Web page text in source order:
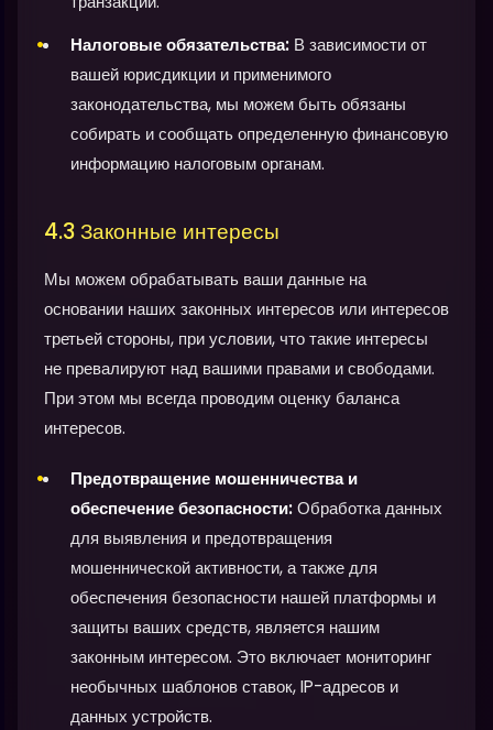
Налоговые обязательства: В зависимости от
вашей юрисдикции и применимого
законодательства, мы можем быть обязаны
собирать и сообщать определенную финансовую
информацию налоговым органам.
4.3 Законные интересы
Мы можем обрабатывать ваши данные на
основании наших законных интересов или интересов
третьей стороны, при условии, что такие интересы
не превалируют над вашими правами и свободами.
При этом мы всегда проводим оценку баланса
интересов.
Предотвращение мошенничества и
обеспечение безопасности:Обработка данных
для выявления и предотвращения
мошеннической активности, а также для
обеспечения безопасности нашей платформы и
защиты ваших средств, является нашим
законным интересом. Это включает мониторинг
необычных шаблонов ставок, IP-адресов и
данных устройств.